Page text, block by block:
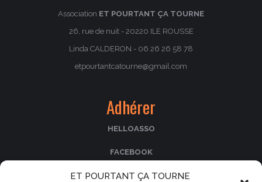
ET POURTANT ÇA TOURNE
Association ET POURTANT ÇA TOURNE
26, rue de nuit - 20220 ILE ROUSSE
Linda CALDERON - 06 26 26 58 78
etpourtantcatourne@gmail.com
Adhérer
HELLOASSO
FACEBOOK
PASSCULTURA